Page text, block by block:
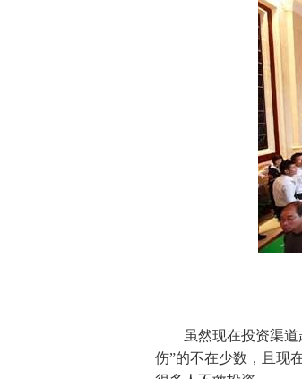
虽然现在投资渠道越
伤”的不在少数，且现